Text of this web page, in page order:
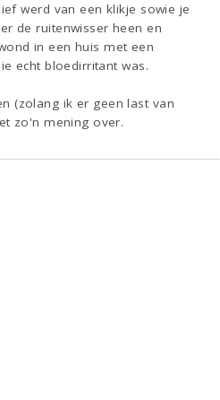
werd van een klikje sowie je
de ruitenwisser heen en
in een huis met een
echt bloedirritant was.
(zolang ik er geen last van
zo'n mening over.